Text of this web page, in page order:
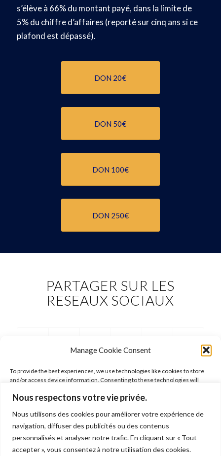
Nous respectons votre vie privée.
Nous utilisons des cookies pour améliorer votre expérience de
navigation, diffuser des publicités ou des contenus
personnalisés et analyser notre trafic. En cliquant sur « Tout
accepter », vous consentez à notre utilisation des cookies.
Manage Cookie Consent
To provide the best experiences, we use technologies like cookies to store
and/or access device information. Consenting to these technologies will
Not consenting or withdrawing consent, may adversely affect certain
Accept
s’élève à 66% du montant payé, dans la limite de
5% du chiffre d’affaires (reporté sur cinq ans si ce
plafond est dépassé).
DON 20€
DON 50€
DON 100€
DON 250€
PARTAGER SUR LES
RESEAUX SOCIAUX